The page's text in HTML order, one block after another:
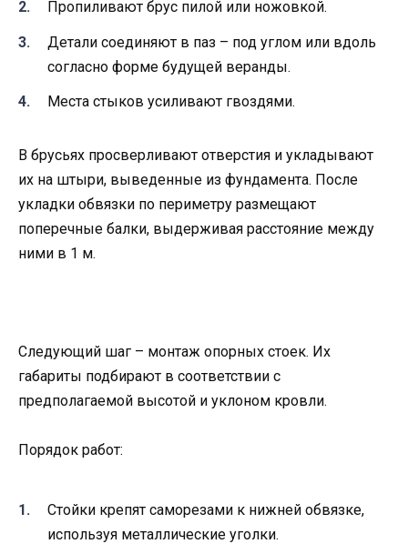
Пропиливают брус пилой или ножовкой.
Детали соединяют в паз – под углом или вдоль
согласно форме будущей веранды.
Места стыков усиливают гвоздями.
В брусьях просверливают отверстия и укладывают
их на штыри, выведенные из фундамента. После
укладки обвязки по периметру размещают
поперечные балки, выдерживая расстояние между
ними в 1 м.
Следующий шаг – монтаж опорных стоек. Их
габариты подбирают в соответствии с
предполагаемой высотой и уклоном кровли.
Порядок работ:
Стойки крепят саморезами к нижней обвязке,
используя металлические уголки.